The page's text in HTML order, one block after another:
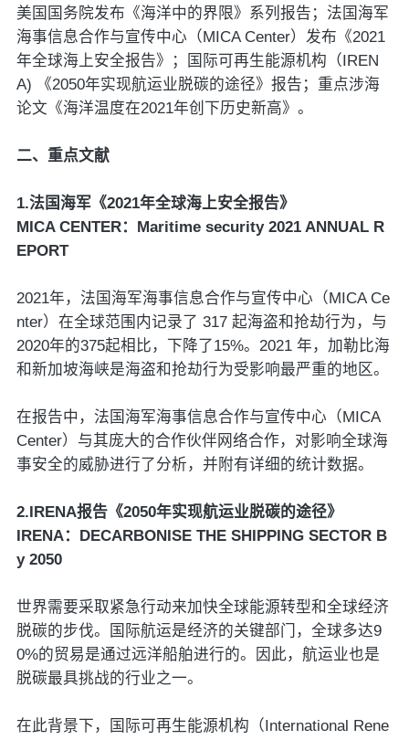
美国国务院发布《海洋中的界限》系列报告；法国海军
海事信息合作与宣传中心（MICA Center）发布《2021
年全球海上安全报告》；国际可再生能源机构（IREN
A) 《2050年实现航运业脱碳的途径》报告；重点涉海
论文《海洋温度在2021年创下历史新高》。
二、重点文献
1.法国海军《2021年全球海上安全报告》
MICA CENTER：Maritime security 2021 ANNUAL R
EPORT
2021年，法国海军海事信息合作与宣传中心（MICA Ce
nter）在全球范围内记录了 317 起海盗和抢劫行为，与
2020年的375起相比，下降了15%。2021 年，加勒比海
和新加坡海峡是海盗和抢劫行为受影响最严重的地区。
在报告中，法国海军海事信息合作与宣传中心（MICA
Center）与其庞大的合作伙伴网络合作，对影响全球海
事安全的威胁进行了分析，并附有详细的统计数据。
2.IRENA报告《2050年实现航运业脱碳的途径》
IRENA：DECARBONISE THE SHIPPING SECTOR B
y 2050
世界需要采取紧急行动来加快全球能源转型和全球经济
脱碳的步伐。国际航运是经济的关键部门，全球多达9
0%的贸易是通过远洋船舶进行的。因此，航运业也是
脱碳最具挑战的行业之一。
在此背景下，国际可再生能源机构（International Rene